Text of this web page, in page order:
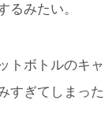
みたい。
トボトルのキャ
すぎてしまった